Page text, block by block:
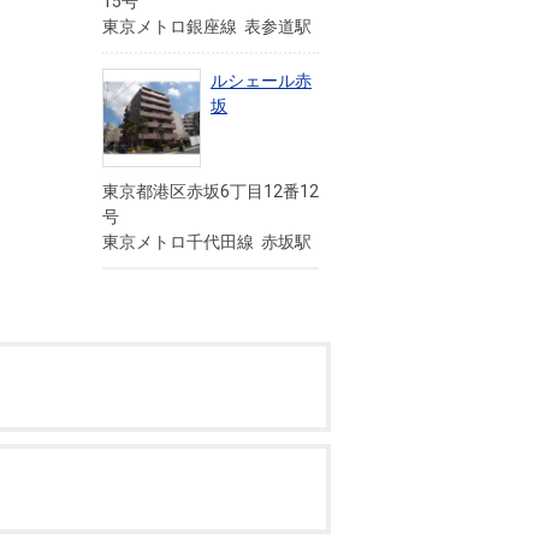
東京メトロ銀座線 表参道駅
ルシェール赤
坂
東京都港区赤坂6丁目12番12
号
東京メトロ千代田線 赤坂駅